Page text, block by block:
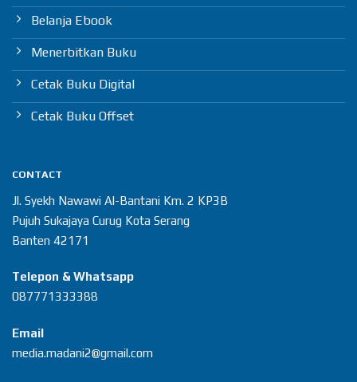
Belanja Ebook
Menerbitkan Buku
Cetak Buku Digital
Cetak Buku Offset
CONTACT
Jl. Syekh Nawawi Al-Bantani Km. 2 KP3B
Pujuh Sukajaya Curug Kota Serang
Banten 42171
Telepon & Whatsapp
087771333388
Email
media.madani2@gmail.com